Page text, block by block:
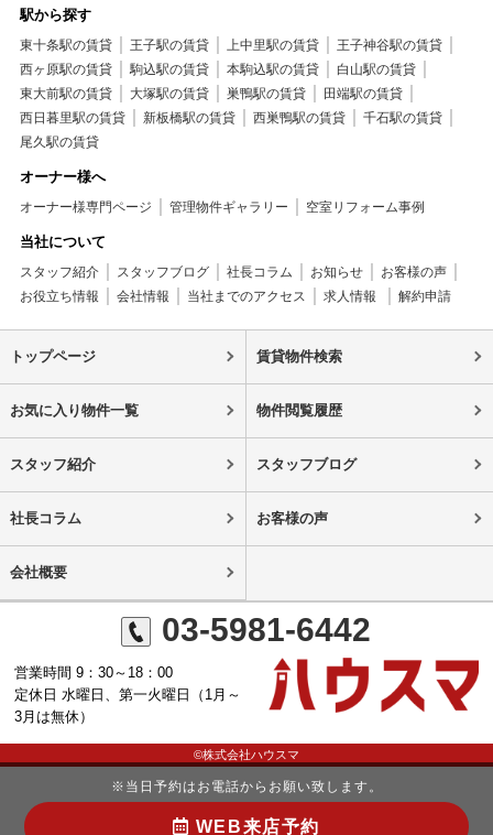
駅から探す
東十条駅の賃貸 王子駅の賃貸 上中里駅の賃貸
王子神谷駅の賃貸
西ヶ原駅の賃貸
駒込駅の賃貸 本駒込駅の賃貸
白山駅の賃貸
東大前駅の賃貸
大塚駅の賃貸 巣鴨駅の賃貸
田端駅の賃貸
西日暮里駅の賃貸
新板橋駅の賃貸 西巣鴨駅の賃貸
千石駅の賃貸
尾久駅の賃貸
オーナー様へ
オーナー様専門ページ 管理物件ギャラリー 空室リフォーム事例
当社について
スタッフ紹介 スタッフブログ 社長コラム お知らせ
お客様の声
お役立ち情報
会社情報 当社までのアクセス 求人情報 解約申請
トップページ 賃貸物件検索
お気に入り物件一覧 物件閲覧履歴
スタッフ紹介 スタッフブログ
社長コラム お客様の声
会社概要
03-5981-6442
営業時間 9：30～18：00
定休日 水曜日、第一火曜日（1月～
3月は無休）
©株式会社ハウスマ
※当日予約はお電話からお願い致します。
WEB来店予約